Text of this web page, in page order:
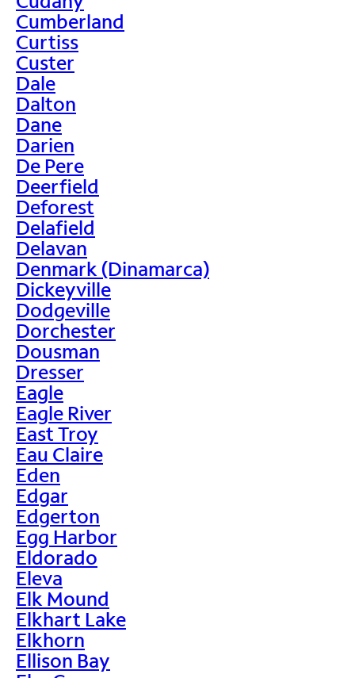
Cumberland
Curtiss
Custer
Dale
Dalton
Dane
Darien
De Pere
Deerfield
Deforest
Delafield
Delavan
Denmark (Dinamarca)
Dickeyville
Dodgeville
Dorchester
Dousman
Dresser
Eagle
Eagle River
East Troy
Eau Claire
Eden
Edgar
Edgerton
Egg Harbor
Eldorado
Eleva
Elk Mound
Elkhart Lake
Elkhorn
Ellison Bay